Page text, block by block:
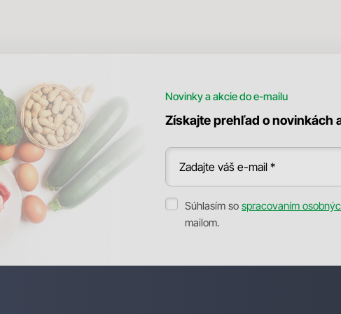
Novinky a akcie do e-mailu
Získajte prehľad o novinkách
Zadajte váš e-mail *
Súhlasím so spracovaním
mailom.